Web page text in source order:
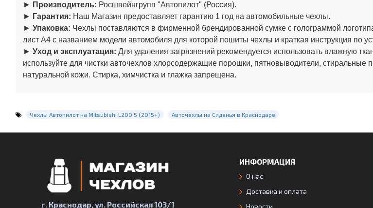
► Производитель: Росшвейнгрупп "Автопилот" (Россия).
► Гарантия: Наш Магазин предоставляет гарантию 1 год на автомобильные чехлы.
► Упаковка: Чехлы поставляются в фирменной брендированной сумке с голограммой
лист А4 с названием модели автомобиля для которой пошиты чехлы и краткая инструкция по
► Уход и эксплуатация: Для удаления загрязнений рекомендуется использовать влажную
используйте для чистки авточехлов хлорсодержащие порошки, пятновыводители,
натуральной кожи. Стирка, химчистка и глажка запрещена.
Чехлы Автопилот на Mitsubishi L200 5 (2015+) Авточехлы на Сиденья в Краснодаре
г. Краснодар, ул. Российская 103/1
ИНФОРМАЦИЯ
О нас
Доставка и оплата